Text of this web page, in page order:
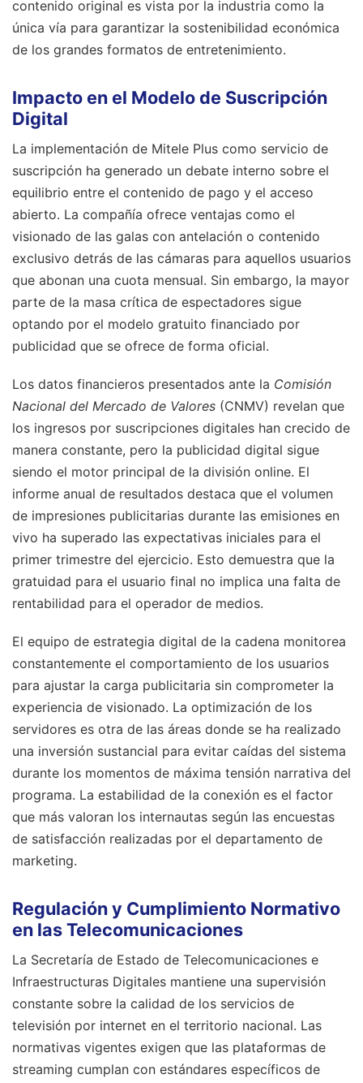
contenido original es vista por la industria como la
única vía para garantizar la sostenibilidad económica
de los grandes formatos de entretenimiento.
Impacto en el Modelo de Suscripción
Digital
La implementación de Mitele Plus como servicio de
suscripción ha generado un debate interno sobre el
equilibrio entre el contenido de pago y el acceso
abierto. La compañía ofrece ventajas como el
visionado de las galas con antelación o contenido
exclusivo detrás de las cámaras para aquellos usuarios
que abonan una cuota mensual. Sin embargo, la mayor
parte de la masa crítica de espectadores sigue
optando por el modelo gratuito financiado por
publicidad que se ofrece de forma oficial.
Los datos financieros presentados ante la Comisión
Nacional del Mercado de Valores (CNMV) revelan que
los ingresos por suscripciones digitales han crecido de
manera constante, pero la publicidad digital sigue
siendo el motor principal de la división online. El
informe anual de resultados destaca que el volumen
de impresiones publicitarias durante las emisiones en
vivo ha superado las expectativas iniciales para el
primer trimestre del ejercicio. Esto demuestra que la
gratuidad para el usuario final no implica una falta de
rentabilidad para el operador de medios.
El equipo de estrategia digital de la cadena monitorea
constantemente el comportamiento de los usuarios
para ajustar la carga publicitaria sin comprometer la
experiencia de visionado. La optimización de los
servidores es otra de las áreas donde se ha realizado
una inversión sustancial para evitar caídas del sistema
durante los momentos de máxima tensión narrativa del
programa. La estabilidad de la conexión es el factor
que más valoran los internautas según las encuestas
de satisfacción realizadas por el departamento de
marketing.
Regulación y Cumplimiento Normativo
en las Telecomunicaciones
La Secretaría de Estado de Telecomunicaciones e
Infraestructuras Digitales mantiene una supervisión
constante sobre la calidad de los servicios de
televisión por internet en el territorio nacional. Las
normativas vigentes exigen que las plataformas de
streaming cumplan con estándares específicos de